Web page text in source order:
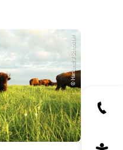
© Harland J Schuster